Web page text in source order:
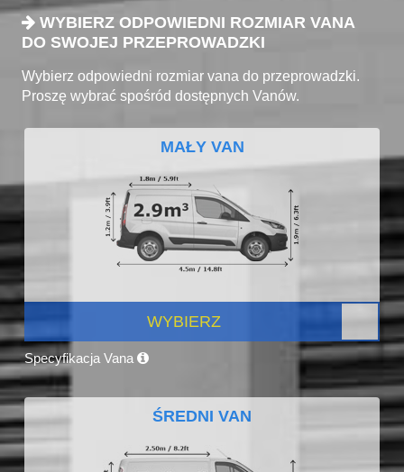
WYBIERZ ODPOWIEDNI ROZMIAR VANA
DO SWOJEJ PRZEPROWADZKI
Wybierz odpowiedni rozmiar vana do przeprowadzki.
Proszę wybrać spośród dostępnych Vanów.
MAŁY VAN
WYBIERZ
Specyfikacja Vana
ŚREDNI VAN